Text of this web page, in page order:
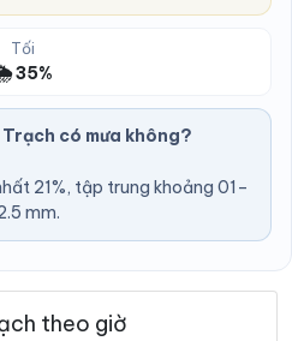
Tối
35%
có mưa không?
21%, tập trung khoảng 01–
mm.
theo giờ